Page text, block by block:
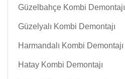
Güzelbahçe Kombi Demontajı
Güzelyalı Kombi Demontajı
Harmandalı Kombi Demontajı
Hatay Kombi Demontajı